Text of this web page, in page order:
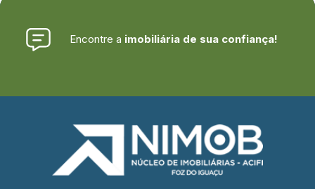
Encontre a imobiliária de sua confiança!